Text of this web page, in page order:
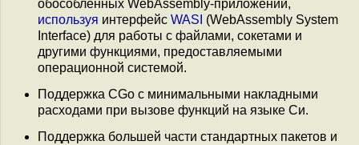
обособленных WebAssembly-приложений,
используя интерфейс WASI (WebAssembly System
Interface) для работы с файлами, сокетами и
другими функциями, предоставляемыми
операционной системой.
Поддержка CGo с минимальными накладными
расходами при вызове функций на языке Си.
Поддержка большей части стандартных пакетов и